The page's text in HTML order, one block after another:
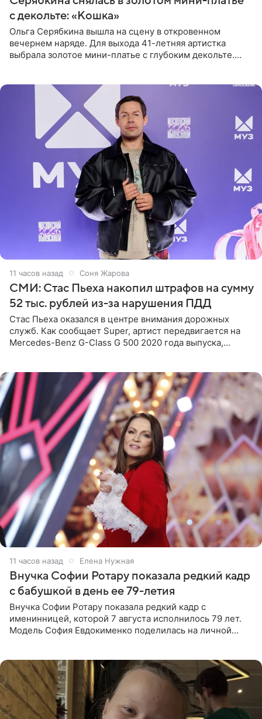
с декольте: «Кошка»
Ольга Серябкина вышла на сцену в откровенном
вечернем наряде. Для выхода 41-летняя артистка
выбрала золотое мини-платье с глубоким декольте.
11 часов назад Соня Жарова
СМИ: Стас Пьеха накопил штрафов на сумму
52 тыс. рублей из-за нарушения ПДД
Стас Пьеха оказался в центре внимания дорожных
служб. Как сообщает Super, артист передвигается на
Mercedes-Benz G-Class G 500 2020 года выпуска,
11 часов назад Елена Нужная
Внучка Софии Ротару показала редкий кадр
с бабушкой в день ее 79-летия
Внучка Софии Ротару показала редкий кадр с
именинницей, которой 7 августа исполнилось 79 лет.
Модель София Евдокименко поделилась на личной